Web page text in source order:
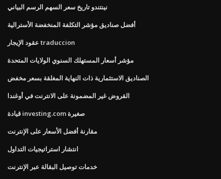
نينتندو تاريخ سعر السهم الرسم البياني
أفضل صناديق مؤشر التكلفة المنخفضة الأسترالية
عقود الإيجار traduccion
مؤشر أسعار المستهلك السنوي الولايات المتحدة
الصناديق الاستثمارية ذات النهاية المغلقة بسعر مخفض
القروض غير المضمونة على الانترنت في أوغندا
قيادة investing.com صغيرة
مقارنة أفضل الأسعار على الإنترنت
انتشار استراتيجيات التداول
خدمات توصيل البقالة عبر الإنترنت